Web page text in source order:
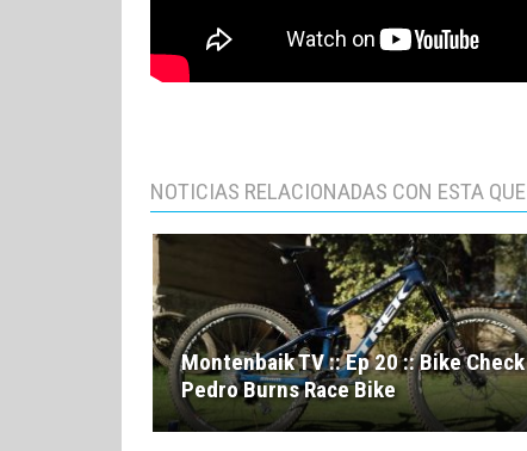
NOTICIAS RELACIONADAS CON ESTA
Montenbaik TV :: Ep 20 :: Bike
Pedro Burns Race Bike